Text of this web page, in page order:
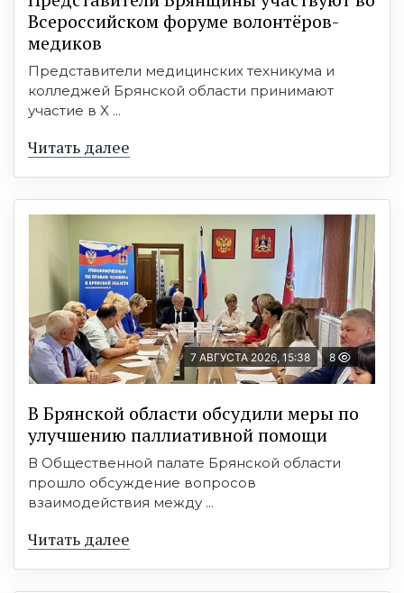
Всероссийском форуме волонтёров-
медиков
Представители медицинских техникума и
колледжей Брянской области принимают
участие в X ...
Читать далее
7 АВГУСТА 2026, 15:38 8
В Брянской области обсудили меры по
улучшению паллиативной помощи
В Общественной палате Брянской области
прошло обсуждение вопросов
взаимодействия между ...
Читать далее